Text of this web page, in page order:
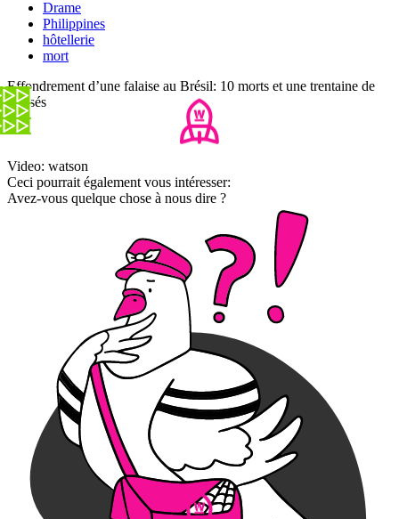
Drame
Philippines
hôtellerie
mort
Effondrement d’une falaise au Brésil: 10 morts et une trentaine de
blessés
Video: watson
Ceci pourrait également vous intéresser:
Avez-vous quelque chose à nous dire ?